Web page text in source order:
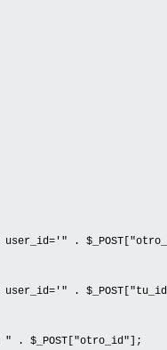
user_id='" .
user_id='" .
" . $_POST["otro_id"];